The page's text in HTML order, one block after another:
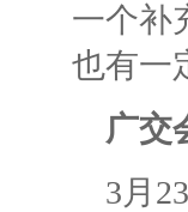
一个补
也有一
广交
3月